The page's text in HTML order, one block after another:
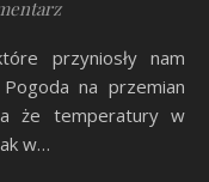
na przemian
że temperatury w
w…